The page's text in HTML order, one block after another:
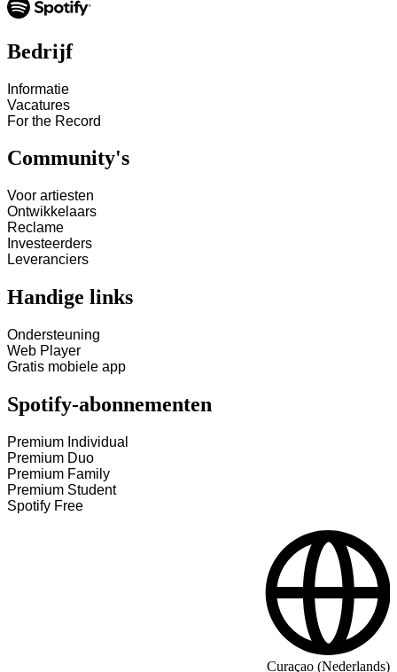
Bedrijf
Informatie
Vacatures
For the Record
Community's
Voor artiesten
Ontwikkelaars
Reclame
Investeerders
Leveranciers
Handige links
Ondersteuning
Web Player
Gratis mobiele app
Spotify-abonnementen
Premium Individual
Premium Duo
Premium Family
Premium Student
Spotify Free
Curaçao (Nederlands)